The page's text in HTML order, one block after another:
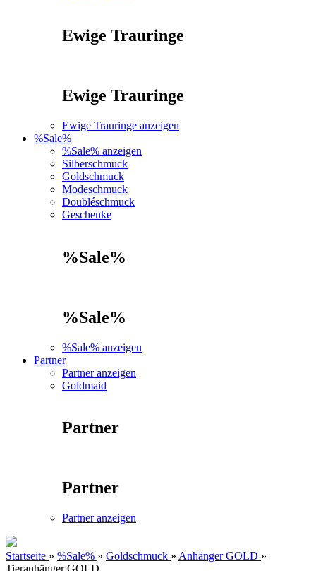
Ewige Trauringe
Ewige Trauringe
Ewige Trauringe anzeigen
%Sale%
%Sale% anzeigen
Silberschmuck
Goldschmuck
Modeschmuck
Doubléschmuck
Geschenke
%Sale%
%Sale%
%Sale% anzeigen
Partner
Partner anzeigen
Goldmaid
Partner
Partner
Partner anzeigen
Startseite » %Sale% » Goldschmuck » Anhänger GOLD »